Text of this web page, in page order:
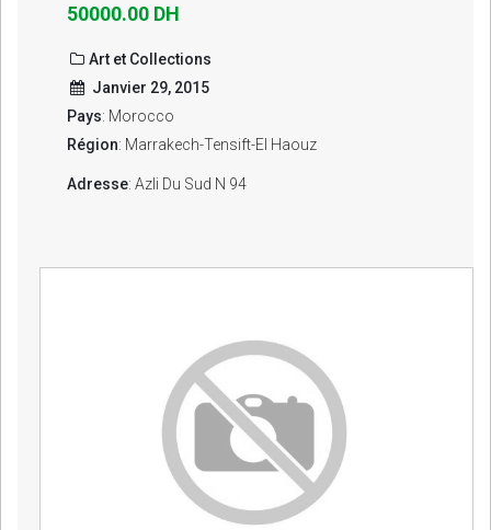
50000.00 DH
Art et Collections
Janvier 29, 2015
Pays: Morocco
Région: Marrakech-Tensift-El Haouz
Adresse: Azli Du Sud N 94